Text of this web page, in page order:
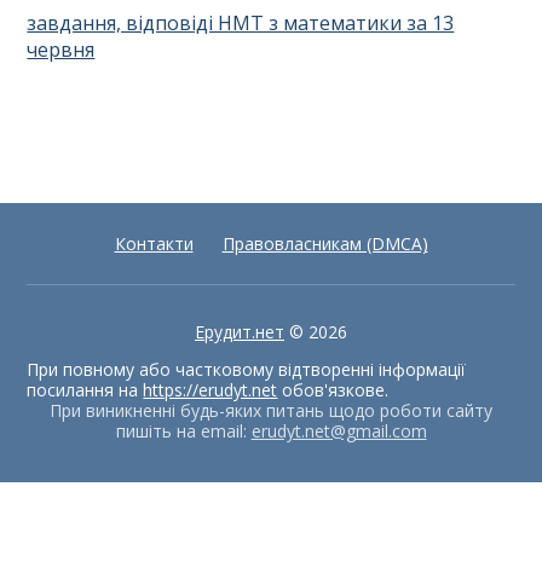
завдання, відповіді НМТ з математики за 13
червня
Контакти Правовласникам (DMCA)
Ерудит.нет © 2026
При повному або частковому відтворенні інформації
посилання наhttps://erudyt.net обов'язкове.
При виникненні будь-яких питань щодо роботи сайту
пишіть на email: erudyt.net@gmail.com